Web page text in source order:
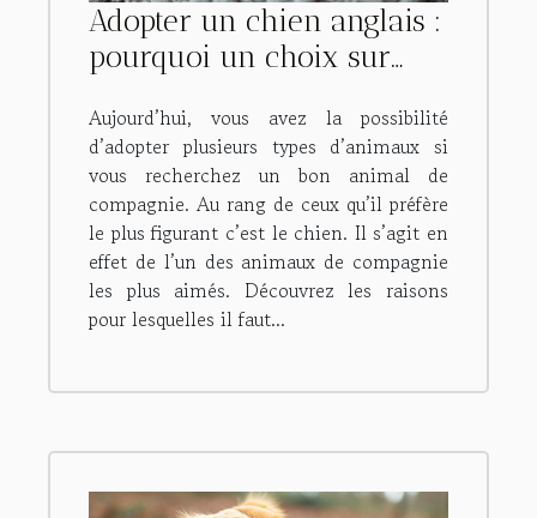
Adopter un chien anglais :
pourquoi un choix sur
Aujourd’hui, vous avez la possibilité
d’adopter plusieurs types d’animaux si
vous recherchez un bon animal de
compagnie. Au rang de ceux qu’il préfère
le plus figurant c’est le chien. Il s’agit en
effet de l’un des animaux de compagnie
les plus aimés. Découvrez les raisons
pour lesquelles il faut...